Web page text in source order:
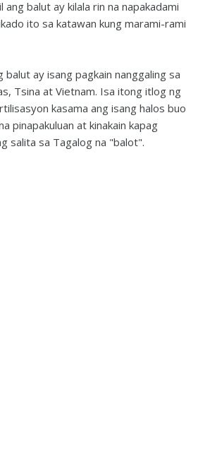
balut ay kilala rin na napakadami
ito sa katawan kung marami-rami
balut ay isang pagkain nanggaling sa
Tsina at Vietnam. Isa itong itlog ng
kasama ang isang halos buo
pinapakuluan at kinakain kapag
salita sa Tagalog na "balot".